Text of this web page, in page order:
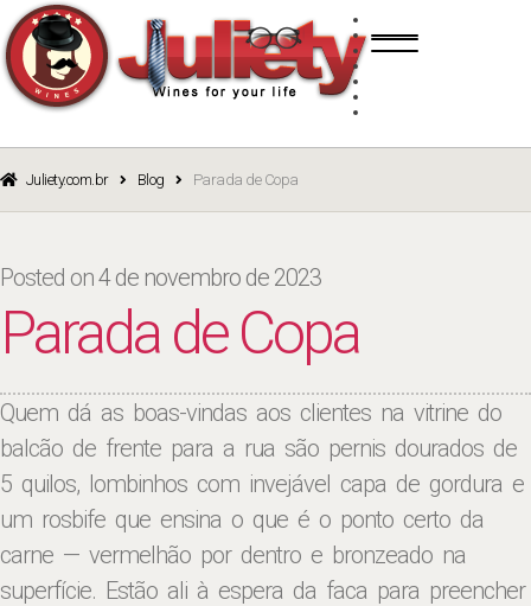
navigation
content
BRANCO
ROSÉ
Juliety.com.br Blog Parada de Copa
Posted on4 de novembro de 2023
Parada de Copa
Quem dá as boas-vindas aos clientes na vitrine do
balcão de frente para a rua são pernis dourados de
5 quilos, lombinhos com invejável capa de gordura e
um rosbife que ensina o que é o ponto certo da
carne — vermelhão por dentro e bronzeado na
superfície. Estão ali à espera da faca para preencher